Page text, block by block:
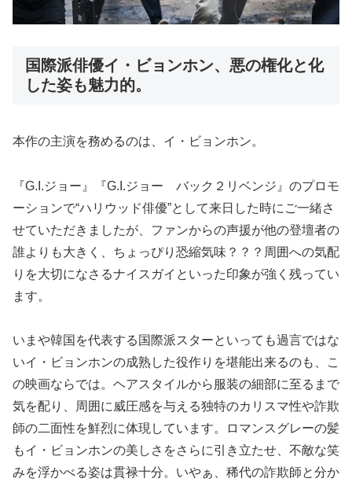
国際派俳優イ・ビョンホン、悪の権化と化
した姿も魅力的。
本作の主演を務めるのは、イ・ビョンホン。
『G.I.ジョー』『G.I.ジョー バック２リベンジ』のプロモ
ーションで“ハリウッド俳優”として来日した時にご一緒さ
せていただきましたが、ファンからの声援が他の登壇者の
誰よりも大きく、ちょっぴり恐縮気味？？？周囲への気配
りを大切になさるナイスガイといった印象が強く残ってい
ます。
いまや韓国を代表する国際派スターといっても過言ではな
いイ・ビョンホンの成熟した役作りを堪能出来るのも、こ
の映画ならでは。ヘアスタイルから服装の細部に至るまで
気を配り、周囲に威圧感を与える独特のカリスマ性や詐欺
師の二面性を鮮烈に体現しています。ロマンスグレーの髪
もイ・ビョンホンの美しさをさらに引き立たせ、不敵な笑
みを浮かべる姿は貫禄十分。いやぁ、稀代の詐欺師と分か